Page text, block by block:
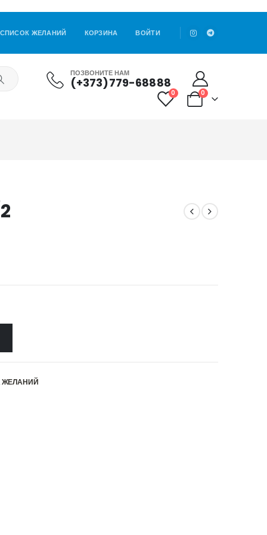
СПИСОК ЖЕЛАНИЙ КОРЗИНА ВОЙТИ
ПОЗВОНИТЕ НАМ
(+373)779-68888
0 0
ЖЕЛАНИЙ